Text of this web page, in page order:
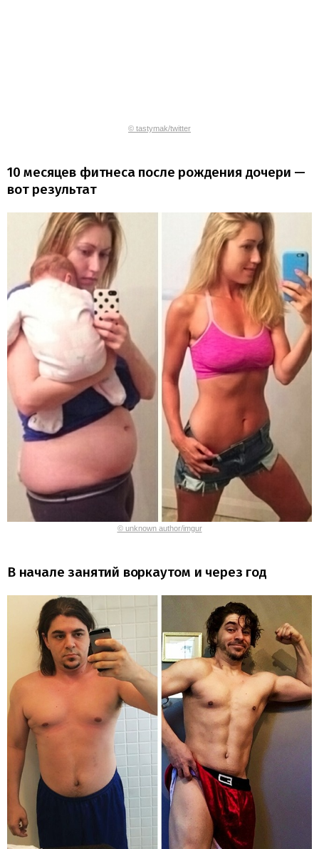
© tastymak/twitter
10 месяцев фитнеса после рождения дочери —
вот результат
© unknown author/imgur
В начале занятий воркаутом и через год